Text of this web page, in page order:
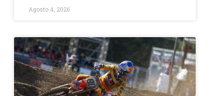
Agosto 4, 2026